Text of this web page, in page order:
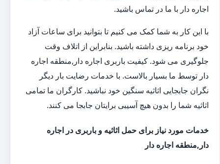
اجاره دار با ما در تماس باشید.
با این کار به شما کمک می کنیم تا بتوانید برای ساعات آزاد
خود برنامه ریزی داشته باشید. بنابراین از اتلاف وقت
جلوگیری می شود. کیفیت باربری اجاره دار,منطقه اجاره
دار توسط ما بسیار بالاست. با خدمات رضایت بار دیگر
نگران جابجایی اثاثیه سنگین خود نباشید. کارگران ما تمامی
اثاثیه شما را بدون هیچ آسیبی برایتان جابجا می کنند.
خدمات مورد نیاز برای حمل اثاثیه و باربری در اجاره
دار,منطقه اجاره دار